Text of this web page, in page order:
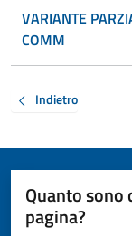
VARIANTE
COMM
Indietro
Quanto sono
pagina?